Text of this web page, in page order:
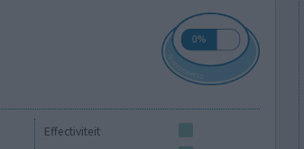
Effectiviteit